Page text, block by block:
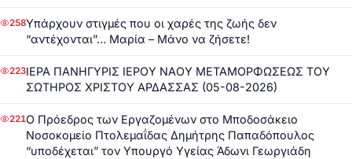
258Υπάρχουν στιγμές που οι χαρές της ζωής δεν
“αντέχονται”… Μαρία – Μάνο να ζήσετε!
223ΙΕΡΑ ΠΑΝΗΓΥΡΙΣ ΙΕΡΟΥ ΝΑΟΥ ΜΕΤΑΜΟΡΦΩΣΕΩΣ ΤΟΥ
ΣΩΤΗΡΟΣ ΧΡΙΣΤΟΥ ΑΡΔΑΣΣΑΣ (05-08-2026)
221Ο Πρόεδρος των Εργαζομένων στο Μποδοσάκειο
Νοσοκομείο Πτολεμαΐδας Δημήτρης Παπαδόπουλος
“υποδέχεται” τον Υπουργό Υγείας Άδωνι Γεωργιάδη